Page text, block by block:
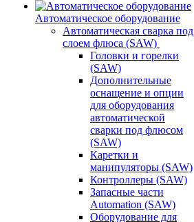
Автоматическое оборудование
Автоматическая сварка под
слоем флюса (SAW)
Головки и горелки
(SAW)
Дополнительные
оснащение и опции
для оборудования
автоматической
сварки под флюсом
(SAW)
Каретки и
манипуляторы (SAW)
Контроллеры (SAW)
Запасные части
Automation (SAW)
Оборудование для